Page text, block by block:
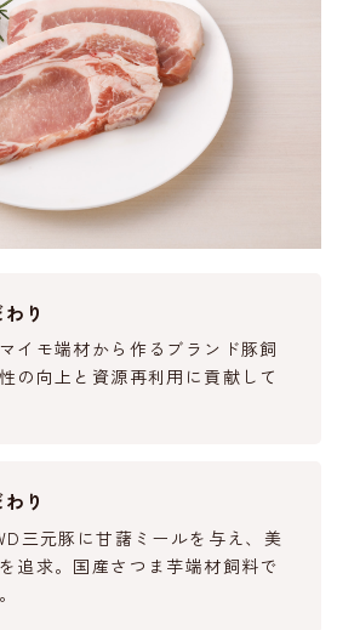
り
イモ端材から作るブランド豚飼
の向上と資源再利用に貢献して
り
三元豚に甘藷ミールを与え、美
追求。国産さつま芋端材飼料で